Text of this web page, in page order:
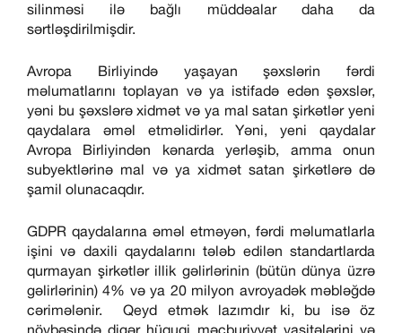
silinməsi ilə bağlı müddəalar daha da
sərtləşdirilmişdir.
Avropa Birliyində yaşayan şəxslərin fərdi
məlumatlarını toplayan və ya istifadə edən şəxslər,
yəni bu şəxslərə xidmət və ya mal satan şirkətlər yeni
qaydalara əməl etməlidirlər. Yəni, yeni qaydalar
Avropa Birliyindən kənarda yerləşib, amma onun
subyektlərinə mal və ya xidmət satan şirkətlərə də
şamil olunacaqdır.
GDPR qaydalarına əməl etməyən, fərdi məlumatlarla
işini və daxili qaydalarını tələb edilən standartlarda
qurmayan şirkətlər illik gəlirlərinin (bütün dünya üzrə
gəlirlərinin) 4% və ya 20 milyon avroyadək məbləğdə
cərimələnir. Qeyd etmək lazımdır ki, bu isə öz
növbəsində digər hüquqi məcburiyyət vasitələrini və